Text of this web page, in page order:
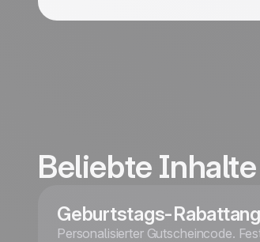
Beliebte
Geburtstags-
Personalisierter Gutscheincode.